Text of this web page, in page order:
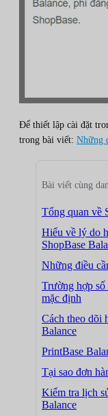
Để thiết lập cài đặt
trong bài viết: Những
Bài viết cùng
Tổng quan về
Hiểu về lý do
ShopBase
Những điều
Trường hợp
mặc định
Cách theo dõi
Balance
PrintBase
Tại sao đơn
Kiểm tra lịch
Balance